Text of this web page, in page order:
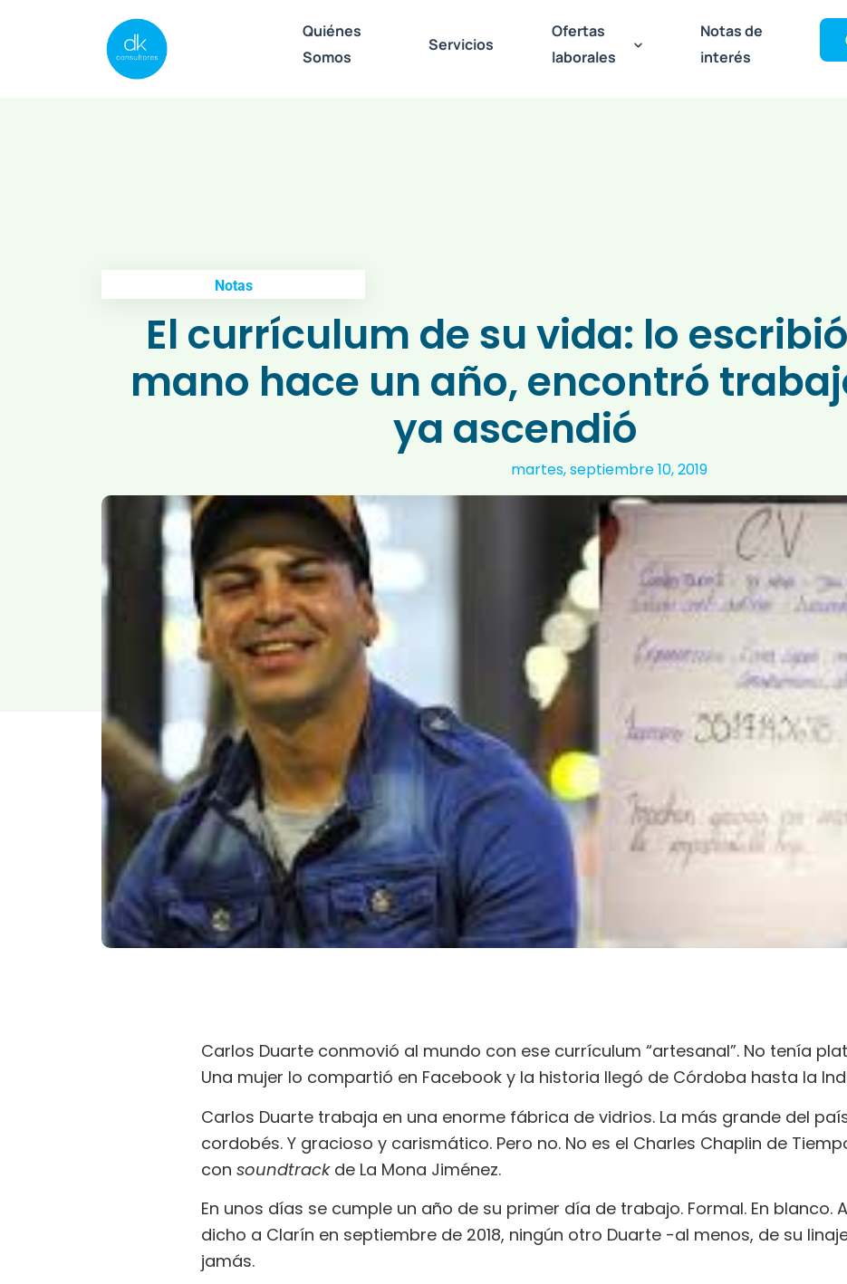
Quiénes
Somos
Servicios
Ofertas
laborales
Notas de
interés
Notas
El currículum de su vida: lo
mano hace un año, encontró
ya ascendió
martes, septiembre 10, 2019
Carlos Duarte conmovió al mundo con ese currículum “artesanal”. No tenía
Una mujer lo compartió en Facebook y la historia llegó de Córdoba hasta la
Carlos Duarte trabaja en una enorme fábrica de vidrios. La más grande del
cordobés. Y gracioso y carismático. Pero no. No es el Charles Chaplin de
con soundtrack de La Mona Jiménez.
En unos días se cumple un año de su primer día de trabajo. Formal. En blanco.
dicho a Clarín en septiembre de 2018, ningún otro Duarte -al menos, de su
jamás.